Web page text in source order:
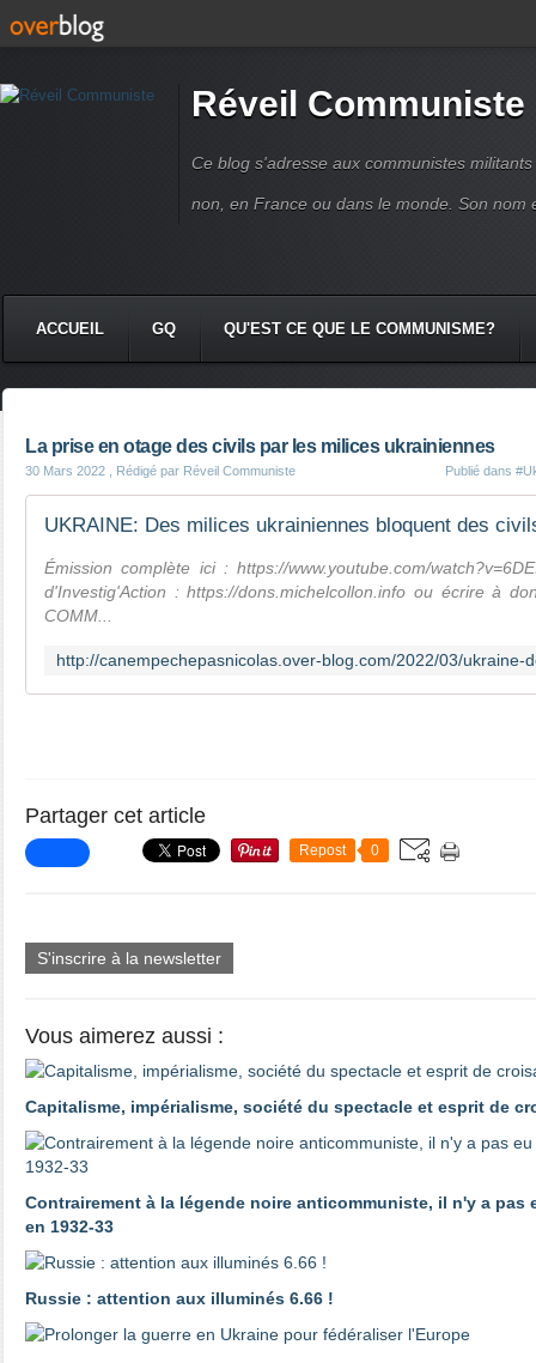
Réveil Communiste
Ce blog s'adresse aux communistes
non, en France ou dans le monde. Son nom
ACCUEIL GQ QU'EST CE QUE LE COMMUNISME?
La prise en otage des civils par les milices ukrainiennes
30 Mars 2022 , Rédigé par Réveil Communiste Publié dans
Émission complète ici : https://www.youtube.com/
d'Investig'Action : https://dons.michelcollon.info​​​​​ ou écrire à
COMM...
Partager cet article
Repost 0
S'inscrire à la newsletter
Vous aimerez aussi :
Capitalisme, impérialisme, société du spectacle et esprit de
Contrairement à la légende noire anticommuniste, il n'y a pas
en 1932-33
Russie : attention aux illuminés 6.66 !